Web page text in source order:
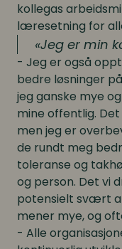
kollegas
læresetning for
Jeg er min
- Jeg er også
bedre løsninger
jeg ganske mye
mine offentlig.
men jeg er
de rundt meg
toleranse og
og person. Det vi
potensielt svært
mener mye, og
- Alle